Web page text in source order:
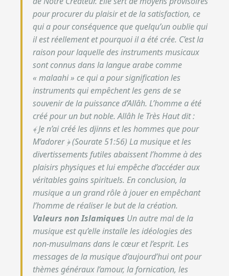
pour procurer du plaisir et de la satisfaction, ce
qui a pour conséquence que quelqu’un oublie qui
il est réellement et pourquoi il a été crée. C’est la
raison pour laquelle des instruments musicaux
sont connus dans la langue arabe comme
« malaahi » ce qui a pour signification les
instruments qui empêchent les gens de se
souvenir de la puissance d’Allâh. L’homme a été
créé pour un but noble. Allâh le Très Haut dit :
﴾ Je n’ai créé les djinns et les hommes que pour
M’adorer ﴿ (Sourate 51:56) La musique et les
divertissements futiles abaissent l’homme à des
plaisirs physiques et lui empêche d’accéder aux
véritables gains spirituels. En conclusion, la
musique a un grand rôle à jouer en empêchant
l’homme de réaliser le but de la création.
Valeurs non Islamiques Un autre mal de la
musique est qu’elle installe les idéologies des
non-musulmans dans le cœur et l’esprit. Les
messages de la musique d’aujourd’hui ont pour
thèmes généraux l’amour, la fornication, les